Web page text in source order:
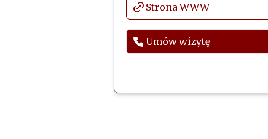
Strona WWW
Umów wizytę